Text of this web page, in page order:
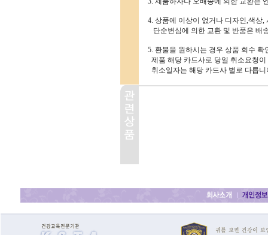
4. 상품에 이상이 없거나 디자인,색상
단순변심에 의한 교환 및 반품은 배
5. 환불을 원하시는 경우 상품 회수
제품 해당 카드사로 당일 취소요청이
취소일자는 해당 카드사 별로 다릅니